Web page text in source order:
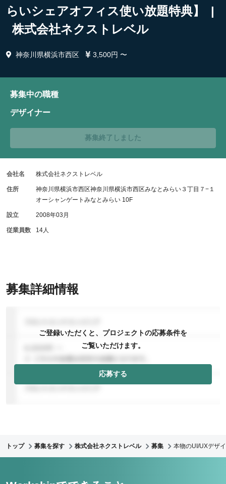
らいシェアオフィス使い放題特典】 |
株式会社ネクストレベル
神奈川県横浜市西区 3,500円 〜
募集詳細情報
ご登録いただくと、プロジェクトの応募条件を
ご覧いただけます。
応募する
募集中の職種
デザイナー
募集終了しました
会社名 株式会社ネクストレベル
住所
神奈川県横浜市西区神奈川県横浜市西区みなとみらい３丁目７−１
オーシャンゲートみなとみらい 10F
設立 2008年03月
従業員数 14人
トップ 募集を探す 株式会社ネクストレベル 募集 本物のUI/UXデザ